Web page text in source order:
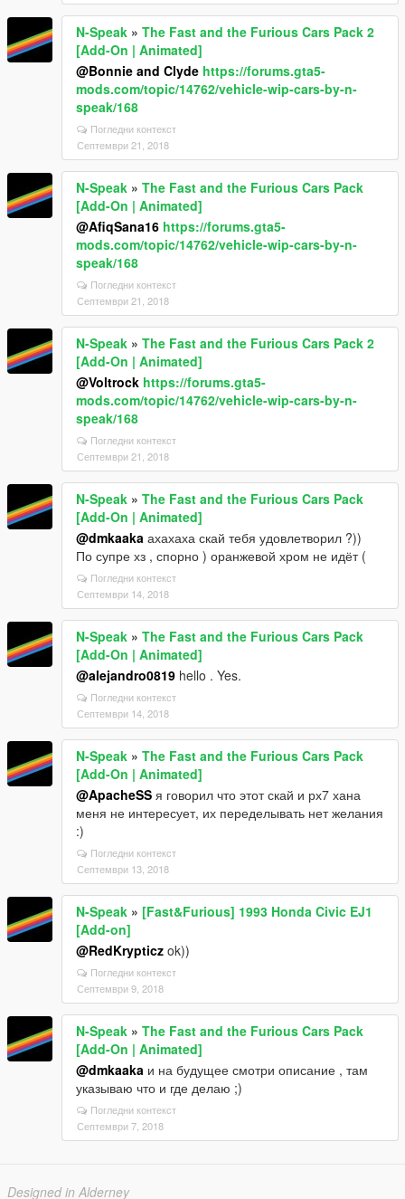
N-Speak » The Fast and the Furious Cars Pack 2
[Add-On | Animated]
@Bonnie and Clyde https://forums.gta5-
mods.com/topic/14762/vehicle-wip-cars-by-n-
speak/168
Погледни контекст
Септември 21, 2018
N-Speak » The Fast and the Furious Cars Pack
[Add-On | Animated]
@AfiqSana16 https://forums.gta5-
mods.com/topic/14762/vehicle-wip-cars-by-n-
speak/168
Погледни контекст
Септември 21, 2018
N-Speak » The Fast and the Furious Cars Pack 2
[Add-On | Animated]
@Voltrock https://forums.gta5-
mods.com/topic/14762/vehicle-wip-cars-by-n-
speak/168
Погледни контекст
Септември 21, 2018
N-Speak » The Fast and the Furious Cars Pack
[Add-On | Animated]
@dmkaaka ахахаха скай тебя удовлетворил ?))
По супре хз , спорно ) оранжевой хром не идёт (
Погледни контекст
Септември 14, 2018
N-Speak » The Fast and the Furious Cars Pack
[Add-On | Animated]
@alejandro0819 hello . Yes.
Погледни контекст
Септември 14, 2018
N-Speak » The Fast and the Furious Cars Pack
[Add-On | Animated]
@ApacheSS я говорил что этот скай и рх7 хана
меня не интересует, их переделывать нет желания
:)
Погледни контекст
Септември 13, 2018
N-Speak » [Fast&Furious] 1993 Honda Civic EJ1
[Add-on]
@RedKrypticz ok))
Погледни контекст
Септември 9, 2018
N-Speak » The Fast and the Furious Cars Pack
[Add-On | Animated]
@dmkaaka и на будущее смотри описание , там
указываю что и где делаю ;)
Погледни контекст
Септември 7, 2018
Designed in Alderney